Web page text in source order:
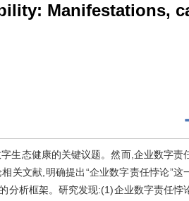
Manifestations,
生态健康的关键议题。然而,企业数字责
关文献,明确提出“企业数字责任悖论”这
分析框架。研究发现:(1)企业数字责任悖